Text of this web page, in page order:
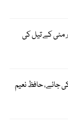
مٹی کے تیل کی
فی لیٹر کی جائے، حافظ نعیم